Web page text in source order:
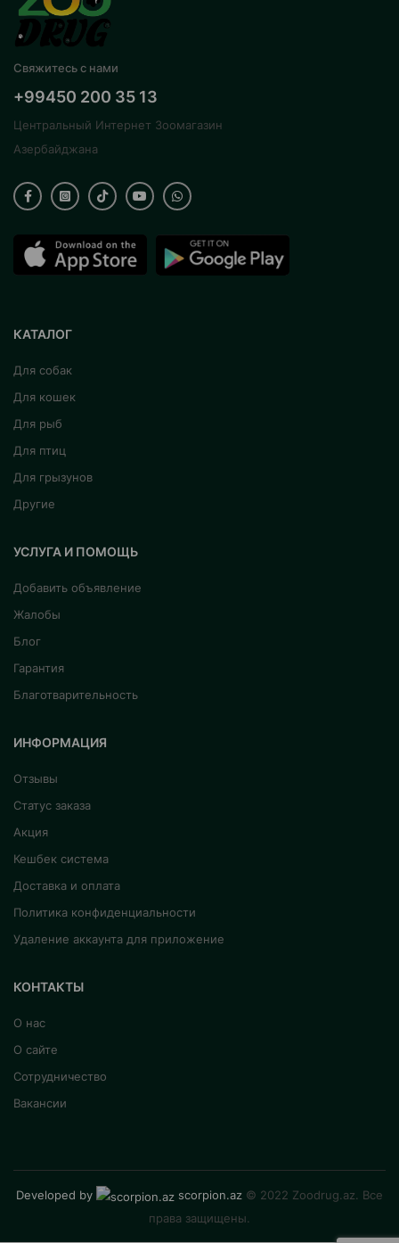
Свяжитесь с нами
+99450 200 35 13
Центральный Интернет Зоомагазин
Азербайджана
КАТАЛОГ
Для собак
Для кошек
Для рыб
Для птиц
Для грызунов
Другие
УСЛУГА И ПОМОЩЬ
Добавить объявление
Жалобы
Блог
Гарантия
Благотварительность
ИНФОРМАЦИЯ
Отзывы
Статус заказа
Акция
Кешбек система
Доставка и оплата
Политика конфиденциальности
Удаление аккаунта для приложение
КОНТАКТЫ
О нас
О сайте
Сотрудничество
Вакансии
Developed by scorpion.az © 2022 Zoodrug.az. Все
права защищены.